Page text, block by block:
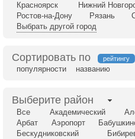
Красноярск
Нижний
Ростов-на-Дону
Рязань
Выбрать другой город
Сортировать по рейтингу
популярности
названию
Выберите район
Все Академический
Арбат
Аэропорт
Бескудниковский